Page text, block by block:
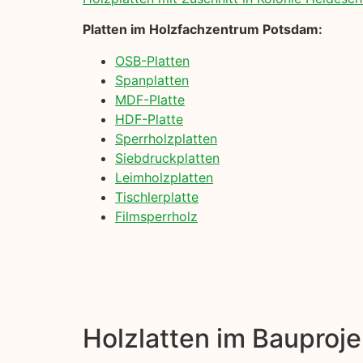
Platten im Holzfachzentrum Potsdam:
OSB-Platten
Spanplatten
MDF-Platte
HDF-Platte
Sperrholzplatten
Siebdruckplatten
Leimholzplatten
Tischlerplatte
Filmsperrholz
Holzlatten im